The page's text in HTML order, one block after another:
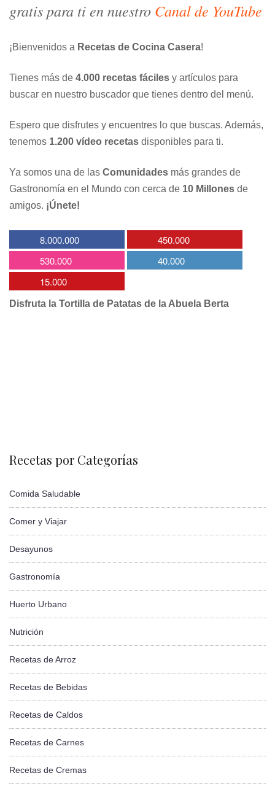
gratis para ti en nuestro Canal de YouTube
¡Bienvenidos a Recetas de Cocina Casera!
Tienes más de 4.000 recetas fáciles y artículos para
buscar en nuestro buscador que tienes dentro del menú.
Espero que disfrutes y encuentres lo que buscas. Además,
tenemos 1.200 vídeo recetas disponibles para ti.
Ya somos una de las Comunidades más grandes de
Gastronomía en el Mundo con cerca de 10 Millones de
amigos. ¡Únete!
8.000.000
450.000
530.000
40.000
15.000
Disfruta la Tortilla de Patatas de la Abuela Berta
Recetas por Categorías
Comida Saludable
Comer y Viajar
Desayunos
Gastronomía
Huerto Urbano
Nutrición
Recetas de Arroz
Recetas de Bebidas
Recetas de Caldos
Recetas de Carnes
Recetas de Cremas